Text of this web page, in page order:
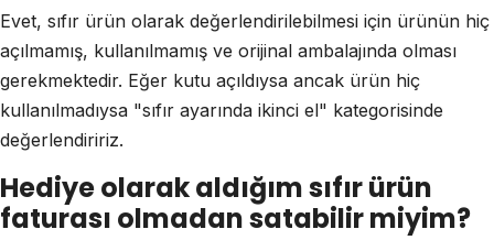
Evet, sıfır ürün olarak değerlendirilebilmesi için ürünün hiç
açılmamış, kullanılmamış ve orijinal ambalajında olması
gerekmektedir. Eğer kutu açıldıysa ancak ürün hiç
kullanılmadıysa "sıfır ayarında ikinci el" kategorisinde
değerlendiririz.
Hediye olarak aldığım sıfır ürün
faturası olmadan satabilir miyim?